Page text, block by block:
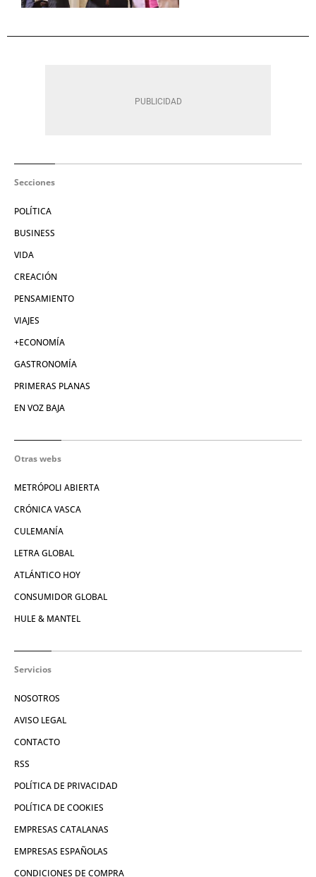
Secciones
POLÍTICA
BUSINESS
VIDA
CREACIÓN
PENSAMIENTO
VIAJES
+ECONOMÍA
GASTRONOMÍA
PRIMERAS PLANAS
EN VOZ BAJA
Otras webs
METRÓPOLI ABIERTA
CRÓNICA VASCA
CULEMANÍA
LETRA GLOBAL
ATLÁNTICO HOY
CONSUMIDOR GLOBAL
HULE & MANTEL
Servicios
NOSOTROS
AVISO LEGAL
CONTACTO
RSS
POLÍTICA DE PRIVACIDAD
POLÍTICA DE COOKIES
EMPRESAS CATALANAS
EMPRESAS ESPAÑOLAS
CONDICIONES DE COMPRA